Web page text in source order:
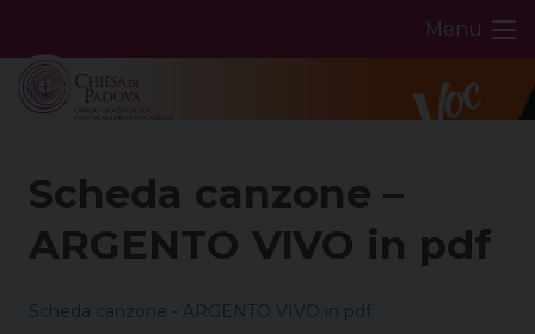
content
Menu
Scheda canzone –
ARGENTO VIVO in pdf
Scheda canzone - ARGENTO VIVO in pdf